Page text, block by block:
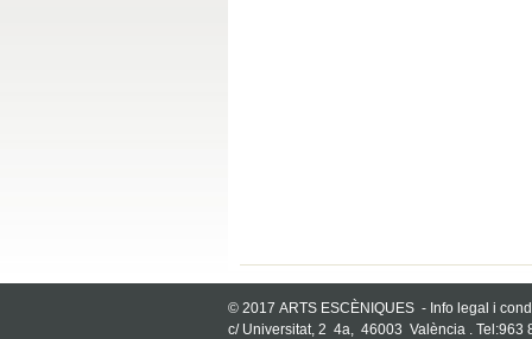
© 2017 ARTS ESCÈNIQUES - Info legal i
c/ Universitat, 2  4a, 46003 València . Tel:963